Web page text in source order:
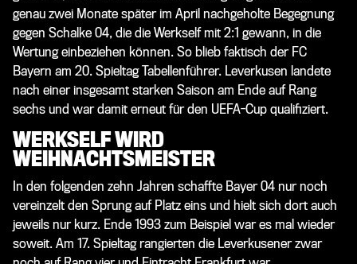
genau zwei Monate später im April nachgeholte Begegnung
gegen Schalke 04, die die Werkself mit 2:1 gewann, in die
Wertung einbeziehen können. So blieb faktisch der FC
Bayern am 20. Spieltag Tabellenführer. Leverkusen landete
nach einer insgesamt starken Saison am Ende auf Rang
sechs und war damit erneut für den UEFA-Cup qualifiziert.
WERKSELF WIRD
WEIHNACHTSMEISTER
In den folgenden zehn Jahren schaffte Bayer 04 nur noch
vereinzelt den Sprung auf Platz eins und hielt sich dort auch
jeweils nur kurz. Ende 1993 zum Beispiel war es mal wieder
soweit. Am 17. Spieltag rangierten die Leverkusener zwar